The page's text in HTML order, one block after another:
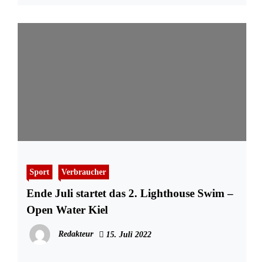
Sport Verbraucher
Ende Juli startet das 2. Lighthouse Swim –
Open Water Kiel
Redakteur 15. Juli 2022